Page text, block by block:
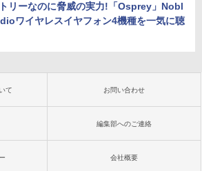
リーなのに脅威の実力!「Osprey」Nobl
ワイヤレスイヤフォン4機種を一気に聴
て お問い合わせ
編集部へのご連絡
会社概要